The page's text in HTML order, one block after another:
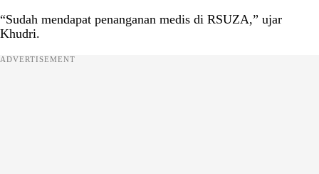
“Sudah mendapat penanganan medis di RSUZA,” ujar
Khudri.
ADVERTISEMENT